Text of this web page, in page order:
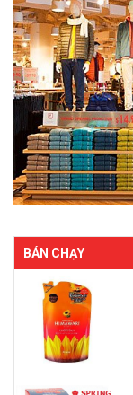
BÁN CHẠY